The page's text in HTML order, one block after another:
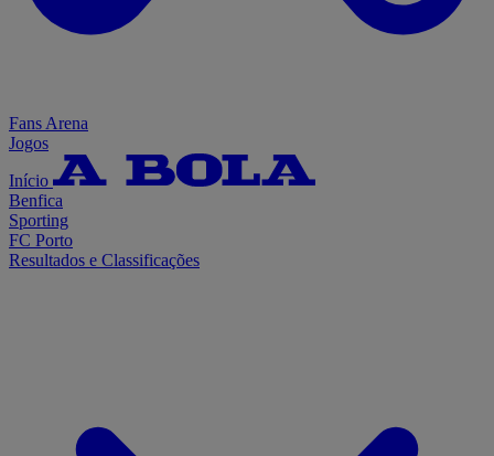
Fans Arena
Jogos
Início
Benfica
Sporting
FC Porto
Resultados e Classificações